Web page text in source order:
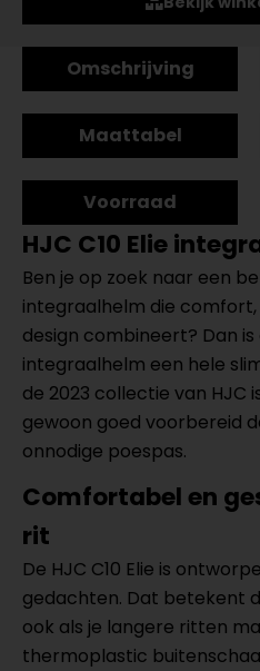
Omschrijving
Maattabel
Voorraad
HJC C10 Elie
Ben je op zoek naar een
integraalhelm die
design combineert? Dan is
integraalhelm een hele
de 2023 collectie van HJC
gewoon goed voorbereid
onnodige poespas.
Comfortabel en
rit
De HJC C10 Elie is
gedachten. Dat betekent
ook als je langere ritten
thermoplastic